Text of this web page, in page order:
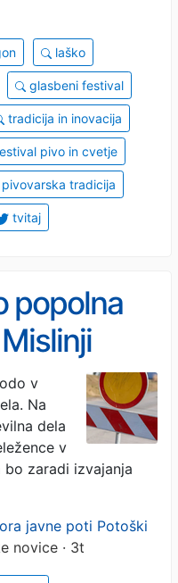
laško
glasbeni festival
tradicija in inovacija
pivo in cvetje
pivovarska tradicija
tvitaj
popolna
v
Na
dela
v
zaradi izvajanja
javne poti Potoški
novice · 3t